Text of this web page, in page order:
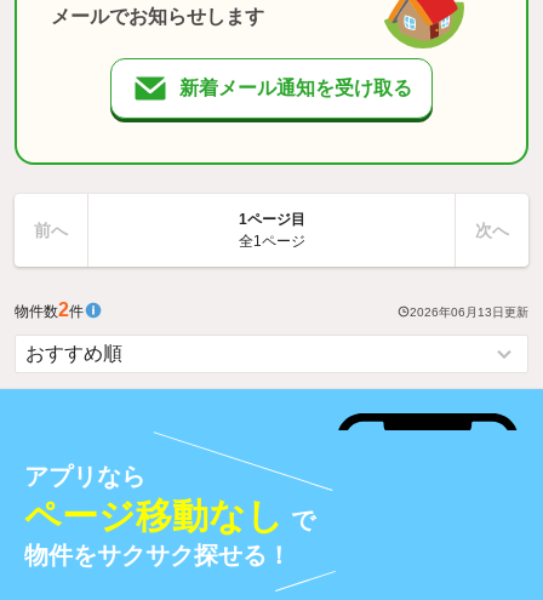
メールでお知らせします
新着メール通知を受け取る
前へ
1ページ目
全1ページ
次へ
物件数2件 2026年06月13日更新
アプリなら
ページ移動なし で
物件をサクサク探せる！